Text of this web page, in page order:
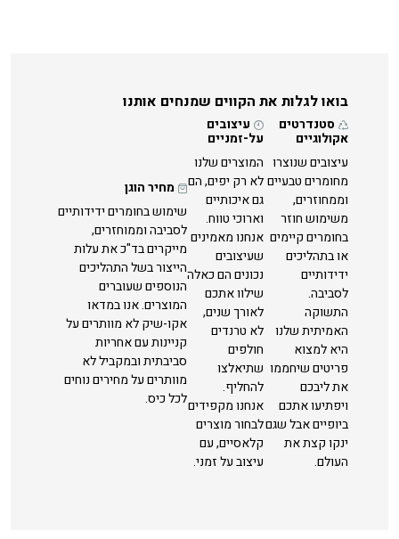
בואו לגלות את הקווים שמנחים אותנו
סטנדרטים
אקולוגיים
עיצובים שנוצרו
מחומרים טבעיים
וממחוזרים,
משימוש חוזר
בחומרים קיימים
או בתהליכים
ידידותיים
לסביבה.
התשוקה
האמיתית שלנו
היא למצוא
פריטים שיחממו
את ליבכם
ויפתיעו אתכם
ביופיים אבל שגם
ינקו קצת את
העולם.
עיצובים
על-זמניים
המוצרים שלנו
לא רק יפים, הם
גם איכותיים
וארוכי טווח.
אנחנו מאמינים
שעיצובים
נכונים הם כאלה
שילוו אתכם
לאורך שנים,
לא טרנדים
חולפים
שתיאלצו
להחליף.
אנחנו מקפידים
לבחור מוצרים
קלאסיים, עם
עיצוב על זמני.
מחיר הוגן
שימוש בחומרים ידידותיים
לסביבה וממוחזרים,
מייקרים בד"כ את עלות
הייצור בשל התהליכים
הנוספים שעוברים
המוצרים. אנו במדאו
אקו-שיק לא מוותרים על
קניינות עם אחריות
סביבתית ובמקביל לא
מוותרים על מחירים נוחים
לכל כיס.